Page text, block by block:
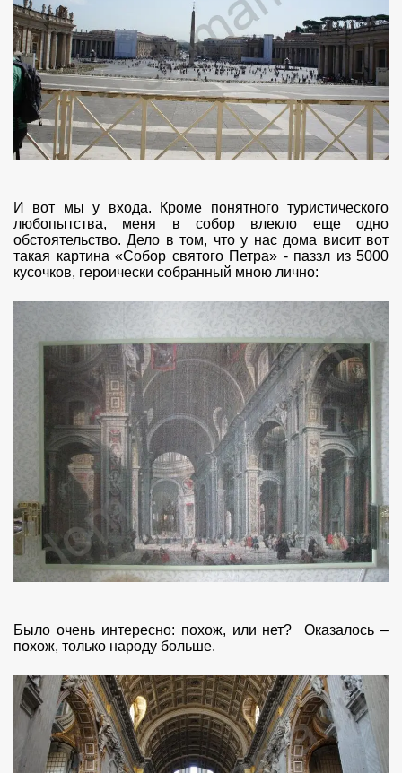
И вот мы у входа. Кроме понятного туристического
любопытства, меня в собор влекло еще одно
обстоятельство. Дело в том, что у нас дома висит вот
такая картина «Собор святого Петра» - паззл из 5000
кусочков, героически собранный мною лично:
Было очень интересно: похож, или нет? Оказалось –
похож, только народу больше.